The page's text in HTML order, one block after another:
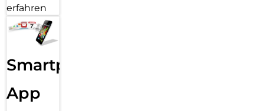
erfahren
Smartphone
App